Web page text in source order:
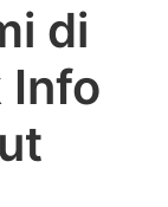
di
Info